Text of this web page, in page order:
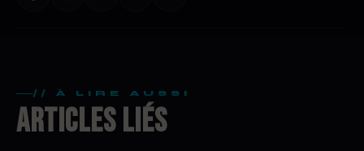
// À LIRE AUSSI
ARTICLES LIÉS